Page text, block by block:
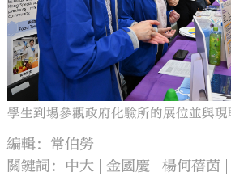
學生到場參觀政府化驗所的展位並與現
編輯：常伯勞
關鍵詞： 中大 金國慶 楊何蓓茵